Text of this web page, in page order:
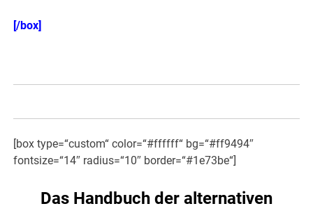
[/box]
[box type=“custom“ color=“#ffffff“ bg=“#ff9494″
fontsize=“14″ radius=“10″ border=“#1e73be“]
Das Handbuch der alternativen